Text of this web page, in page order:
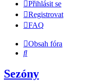
Přihlásit se
Registrovat
FAQ
Obsah fóra
Hledat
Sezóny